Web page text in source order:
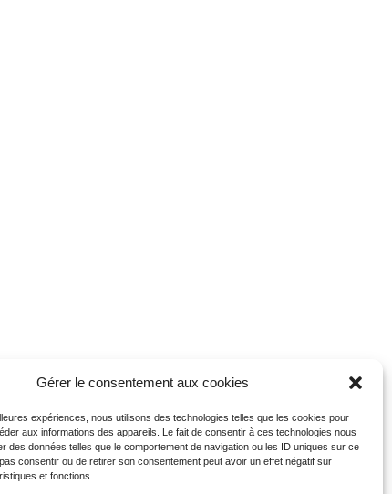
Gérer le consentement aux cookies
expériences, nous utilisons des technologies telles que les cookies pour
aux informations des appareils. Le fait de consentir à ces technologies nous
des données telles que le comportement de navigation ou les ID uniques sur ce
consentir ou de retirer son consentement peut avoir un effet négatif sur
et fonctions.